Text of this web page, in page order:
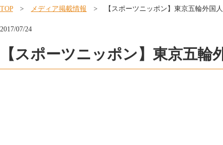
TOP> メディア掲載情報 > 【スポーツニッポン】東京五輪外国人
2017/07/24
【スポーツニッポン】東京五輪